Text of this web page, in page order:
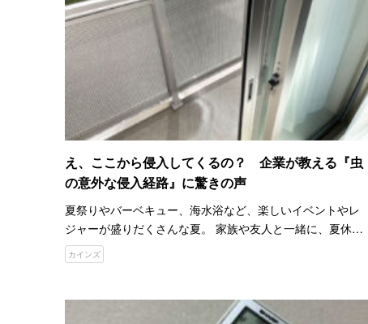
え、ここから侵入してくるの？ 企業が教える『虫
の意外な侵入経路』に驚きの声
夏祭りやバーベキュー、海水浴など、楽しいイベントやレ
ジャーが盛りだくさんな夏。 家族や友人と一緒に、夏休み
の予定を決める時から、テンションが上がりますよね。 し
かし、楽しいことだけではありません。 蚊やゴキブリな
カインズ